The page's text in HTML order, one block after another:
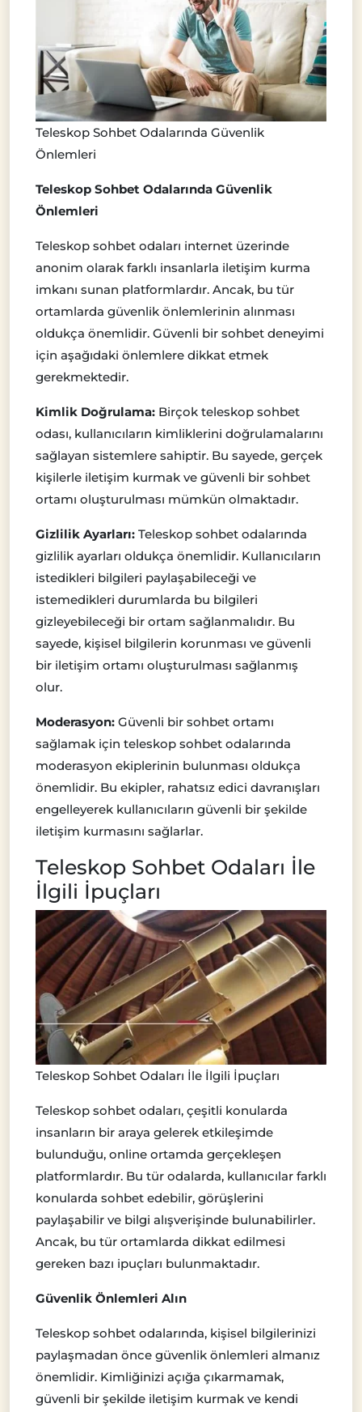
Teleskop Sohbet Odalarında Güvenlik
Önlemleri
Teleskop Sohbet Odalarında Güvenlik
Önlemleri
Teleskop sohbet odaları internet üzerinde
anonim olarak farklı insanlarla iletişim kurma
imkanı sunan platformlardır. Ancak, bu tür
ortamlarda güvenlik önlemlerinin alınması
oldukça önemlidir. Güvenli bir sohbet deneyimi
için aşağıdaki önlemlere dikkat etmek
gerekmektedir.
Kimlik Doğrulama: Birçok teleskop sohbet
odası, kullanıcıların kimliklerini doğrulamalarını
sağlayan sistemlere sahiptir. Bu sayede, gerçek
kişilerle iletişim kurmak ve güvenli bir sohbet
ortamı oluşturulması mümkün olmaktadır.
Gizlilik Ayarları: Teleskop sohbet odalarında
gizlilik ayarları oldukça önemlidir. Kullanıcıların
istedikleri bilgileri paylaşabileceği ve
istemedikleri durumlarda bu bilgileri
gizleyebileceği bir ortam sağlanmalıdır. Bu
sayede, kişisel bilgilerin korunması ve güvenli
bir iletişim ortamı oluşturulması sağlanmış
olur.
Moderasyon: Güvenli bir sohbet ortamı
sağlamak için teleskop sohbet odalarında
moderasyon ekiplerinin bulunması oldukça
önemlidir. Bu ekipler, rahatsız edici davranışları
engelleyerek kullanıcıların güvenli bir şekilde
iletişim kurmasını sağlarlar.
Teleskop Sohbet Odaları İle
İlgili İpuçları
Teleskop Sohbet Odaları İle İlgili İpuçları
Teleskop sohbet odaları, çeşitli konularda
insanların bir araya gelerek etkileşimde
bulunduğu, online ortamda gerçekleşen
platformlardır. Bu tür odalarda, kullanıcılar farklı
konularda sohbet edebilir, görüşlerini
paylaşabilir ve bilgi alışverişinde bulunabilirler.
Ancak, bu tür ortamlarda dikkat edilmesi
gereken bazı ipuçları bulunmaktadır.
Güvenlik Önlemleri Alın
Teleskop sohbet odalarında, kişisel bilgilerinizi
paylaşmadan önce güvenlik önlemleri almanız
önemlidir. Kimliğinizi açığa çıkarmamak,
güvenli bir şekilde iletişim kurmak ve kendi